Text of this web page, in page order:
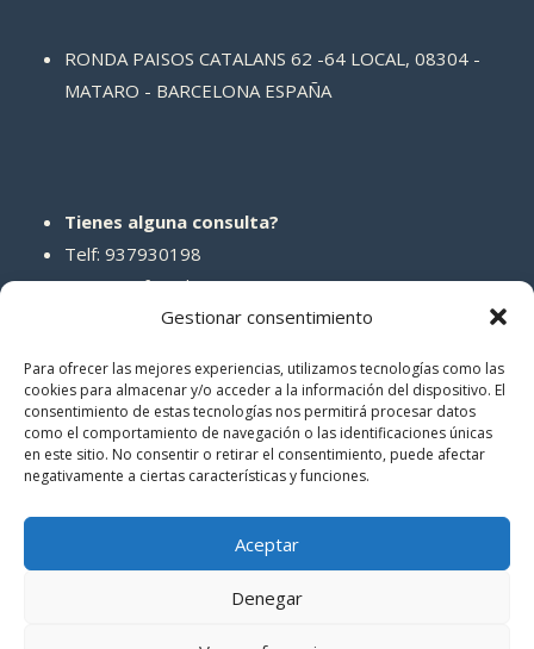
Gestionar consentimiento
Para ofrecer las mejores experiencias, utilizamos tecnologías como las
cookies para almacenar y/o acceder a la información del dispositivo. El
consentimiento de estas tecnologías nos permitirá procesar datos
como el comportamiento de navegación o las identificaciones únicas
en este sitio. No consentir o retirar el consentimiento, puede afectar
negativamente a ciertas características y funciones.
Aceptar
Denegar
RONDA PAISOS CATALANS 62 -64 LOCAL, 08304 -
MATARO - BARCELONA ESPAÑA
Tienes alguna consulta?
Telf: 937930198
Correo: info@abcreparaciones.com
REDES SOCIALES